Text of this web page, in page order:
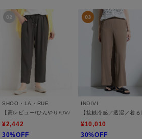
トアップ可】着丈選べる 軽凛(かろりん) ひんやりフ
SHOO・LA・RUE
【高レビュー/ひんやり/UV/SS-3L/セットアップ可】さ
¥2,442
30%OFF
INDIVI
【接触冷感／透湿／着
¥10,010
30%OFF